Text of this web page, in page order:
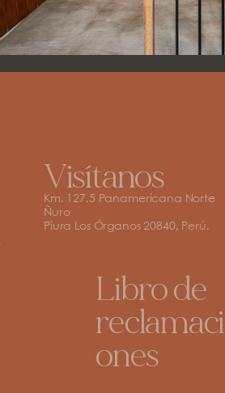
Visítanos
Km. 127.5 Panamericana Norte
Ñuro
Piura Los Órganos 20840, Perú.
Libro de
reclamaci
ones